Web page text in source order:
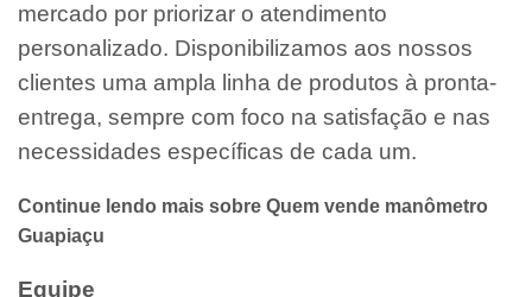
mercado por priorizar o atendimento
personalizado. Disponibilizamos aos nossos
clientes uma ampla linha de produtos à pronta-
entrega, sempre com foco na satisfação e nas
necessidades específicas de cada um.
Continue lendo mais sobre Quem vende manômetro
Guapiaçu
Equipe